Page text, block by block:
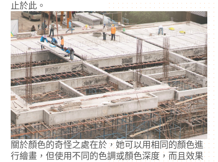
止於此。
關於顏色的奇怪之處在於，她可以用相同的顏色進
行繪畫，但使用不同的色調或顏色深度，而且效果